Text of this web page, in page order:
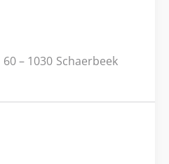
60– 1030 Schaerbeek